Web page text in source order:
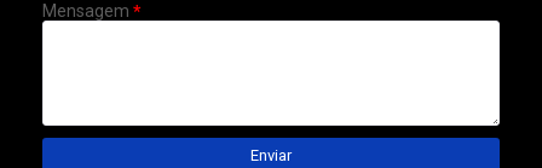
Mensagem *